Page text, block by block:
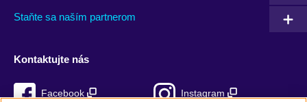
Staňte sa naším partnerom
Kontaktujte nás
Facebook Instagram